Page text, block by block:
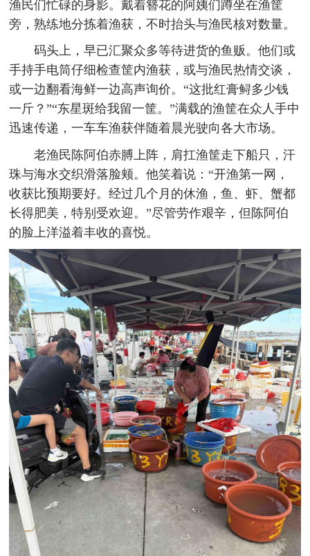
渔民们忙碌的身影。戴着簪花的阿姨们蹲坐在渔筐
旁，熟练地分拣着渔获，不时抬头与渔民核对数量。
码头上，早已汇聚众多等待进货的鱼贩。他们或
手持手电筒仔细检查筐内渔获，或与渔民热情交谈，
或一边翻看海鲜一边高声询价。“这批红膏鲟多少钱
一斤？”“东星斑给我留一筐。”满载的渔筐在众人手中
迅速传递，一车车渔获伴随着晨光驶向各大市场。
老渔民陈阿伯赤膊上阵，肩扛渔筐走下船只，汗
珠与海水交织滑落脸颊。他笑着说：“开渔第一网，
收获比预期要好。经过几个月的休渔，鱼、虾、蟹都
长得肥美，特别受欢迎。”尽管劳作艰辛，但陈阿伯
的脸上洋溢着丰收的喜悦。